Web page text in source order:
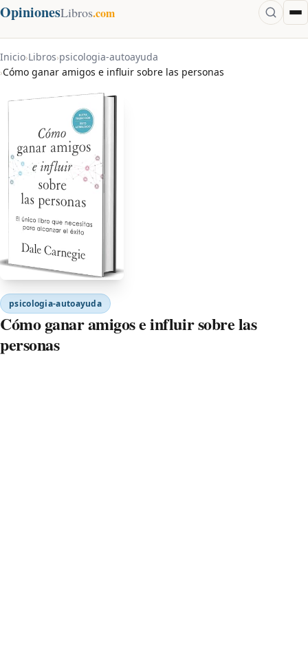
OpinionesLibros.com
Inicio›Libros›psicologia-autoayuda
›Cómo ganar amigos e influir sobre las personas
psicologia-autoayuda
Cómo ganar amigos e influir sobre las
personas